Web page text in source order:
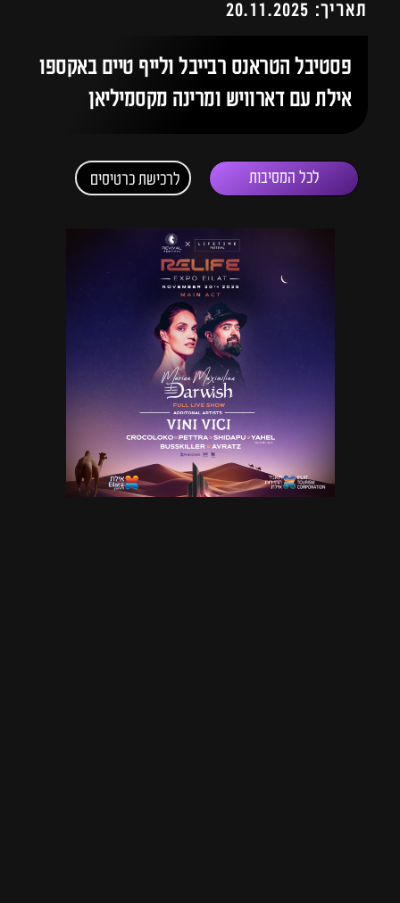
תאריך: 20.11.2025
פסטיבל הטראנס רבייבל ולייף טיים באקספו
אילת עם דארוויש ומרינה מקסמיליאן
לכל המסיבות לרכישת כרטיסים